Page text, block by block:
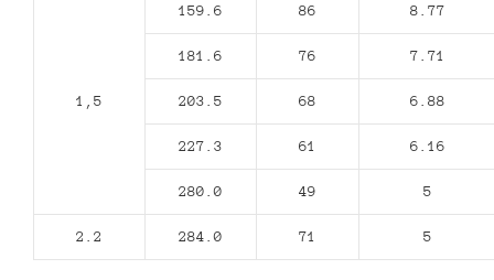
1,5
159.6 86 8.77
181.6 76 7.71
203.5 68 6.88
227.3 61 6.16
280.0 49 5
2.2 284.0 71 5